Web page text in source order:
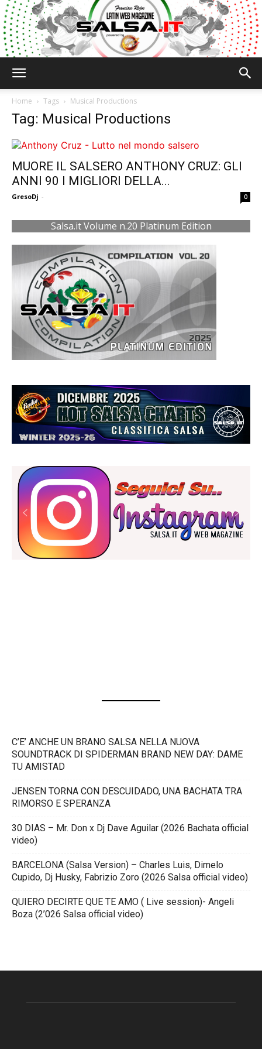
Home Tags Musical Productions
Tag: Musical Productions
MUORE IL SALSERO ANTHONY CRUZ: GLI
ANNI 90 I MIGLIORI DELLA...
GresoDj - 0
Salsa.it Volume n.20 Platinum Edition
C’E’ ANCHE UN BRANO SALSA NELLA NUOVA
SOUNDTRACK DI SPIDERMAN BRAND NEW DAY: DAME
TU AMISTAD
JENSEN TORNA CON DESCUIDADO, UNA BACHATA TRA
RIMORSO E SPERANZA
30 DIAS – Mr. Don x Dj Dave Aguilar (2026 Bachata official
video)
BARCELONA (Salsa Version) – Charles Luis, Dimelo
Cupido, Dj Husky, Fabrizio Zoro (2026 Salsa official video)
QUIERO DECIRTE QUE TE AMO ( Live session)- Angeli
Boza (2’026 Salsa official video)